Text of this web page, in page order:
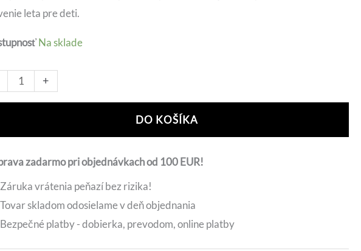
bola:
40,59 €.
leta pre deti.
Na sklade
+
DO KOŠÍKA
zadarmo pri objednávkach od 100 EUR!
Záruka vrátenia peňazí bez rizika!
Tovar skladom odosielame v deň objednania
Bezpečné platby - dobierka, prevodom, online platby